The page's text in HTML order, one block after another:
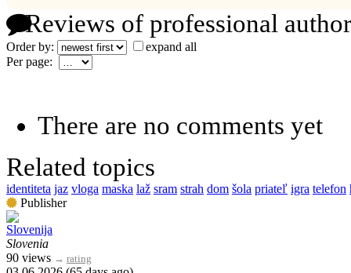
Reviews of professional
Order by:
expand all
Per page:
There are no comments yet
Related topics
identiteta jaz vloga maska laž sram strah dom šola priateľ igra telefon
Publisher
Slovenija
Slovenia
90 views → rating